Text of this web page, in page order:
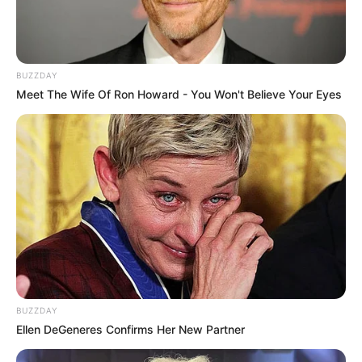
Featured Artist
Runaway– Owell Mood feat. Jamie(2021)
365&7
– PH-1 feat.Jamie(2021)
Best Friend
– Saweetie featuring Doja Cat,Jamieand
Chanmina (2021)
Joker– Big Naughty feat.Jamie(2021)
Villain–Cheetahfeat.Jamie(2021)
Waves–Kang Danielfeat. Simon Dominic & Jamie (2020)
Games– Jung Jin Woo feat. Park Ji-min (2018)
Nirvana
Dream–Eric Namfeat. Park Ji-min (2015)
BUZZDAY
Meet The Wife Of Ron Howard - You Won't Believe Your Eyes
BUZZDAY
Ellen DeGeneres Confirms Her New Partner